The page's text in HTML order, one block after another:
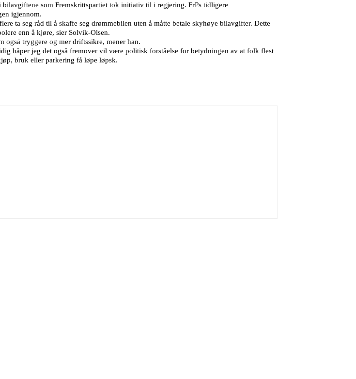
som Fremskrittspartiet tok initiativ til i regjering. FrPs tidligere
igjennom.
ta seg råd til å skaffe seg drømmebilen uten å måtte betale skyhøye bilavgifter. Dette
enn å kjøre, sier Solvik-Olsen.
tryggere og mer driftssikre, mener han.
håper jeg det også fremover vil være politisk forståelse for betydningen av at folk flest
bruk eller parkering få løpe løpsk.